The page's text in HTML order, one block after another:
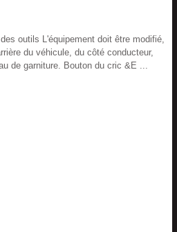
outils L'équipement doit être modifié,
du véhicule, du côté conducteur,
de garniture. Bouton du cric &E ...